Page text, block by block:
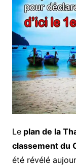
Leplan de la
classement du
été révélé